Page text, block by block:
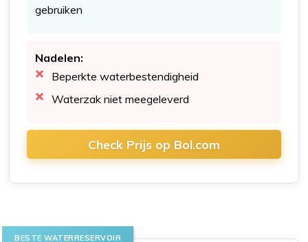
gebruiken
Nadelen:
Beperkte waterbestendigheid
Waterzak niet meegeleverd
Check Prijs op Bol.com
BESTE WATERRESERVOIR